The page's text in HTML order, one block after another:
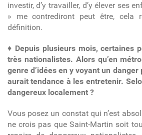
investir, d’y travailler, d’y élever ses
» me contrediront peut être, cela
définition.
♦ Depuis plusieurs mois, certaines
très nationalistes. Alors qu’en
genre d’idées en y voyant un
aurait tendance à les entretenir.
dangereux localement ?
Vous posez un constat qui n’est
ne crois pas que Saint-Martin soit